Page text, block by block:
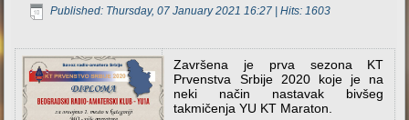
Published: Thursday, 07 January 2021 16:27 | Hits: 1603
Završena je prva sezona KT
Prvenstva Srbije 2020 koje je na
neki način nastavak bivšeg
takmičenja YU KT Maraton.